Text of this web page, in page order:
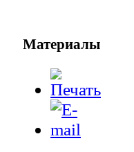
Материалы